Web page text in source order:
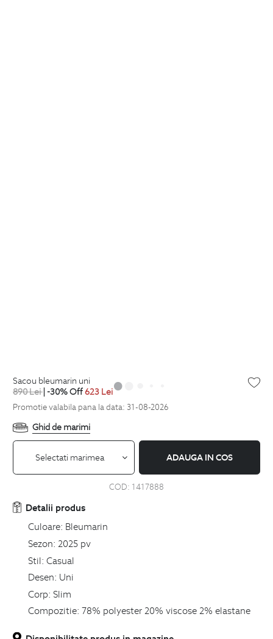
sacou bleumarin uni
890Lei| -30% Off623 Lei
Promotie valabila pana la data: 31-08-2026
Ghid de marimi
Selectati marimea ADAUGA IN COS
COD: 1417888
Detalii produs
Culoare: Bleumarin
Sezon: 2025 pv
Stil: Casual
Desen: Uni
Corp: Slim
Compozitie: 78% polyester 20% viscose 2% elastane